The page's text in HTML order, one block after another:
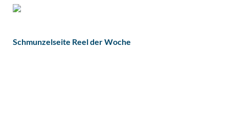
Schmunzelseite Reel der Woche